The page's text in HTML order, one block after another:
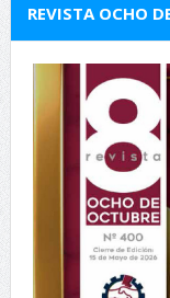
REVISTA OCHO